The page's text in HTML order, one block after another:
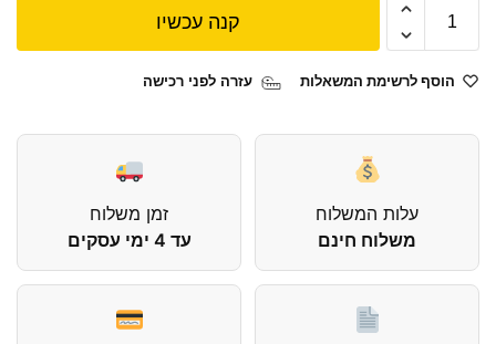
קנה עכשיו
הוסף לרשימת המשאלות עזרה לפני רכישה
עלות המשלוח
משלוח חינם
זמן משלוח
עד 4 ימי עסקים